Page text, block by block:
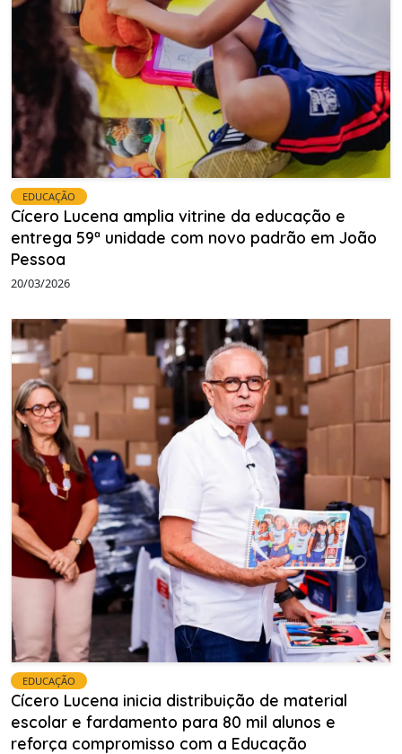
EDUCAÇÃO
Cícero Lucena amplia vitrine da educação e
entrega 59ª unidade com novo padrão em João
Pessoa
20/03/2026
EDUCAÇÃO
Cícero Lucena inicia distribuição de material
escolar e fardamento para 80 mil alunos e
reforça compromisso com a Educação